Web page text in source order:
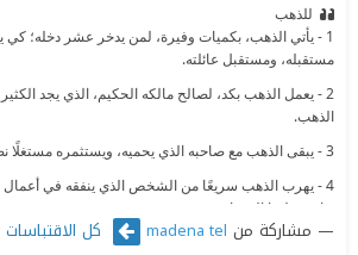
للذهب
‫1 - يأتي الذهب، بكميات وفيرة، لمن يدخر عشر دخله؛
مستقبله، ومستقبل عائلته.
‫2 - يعمل الذهب بكد، لصالح مالكه الحكيم، الذي يجد
الذهب.
‫3 - يبقى الذهب مع صاحبه الذي يحميه، ويستثمره مستغلًا نصيحة الخبراء.
‫4 - يهرب الذهب سريعًا من الشخص الذي ينفقه في أعمال
يوافق عليها الخبراء.
‫5 - يهرب الذهب سريعًا من الشخص الذي يجبره على إدرار
مشاركة من madena tel كل الاقتباسات